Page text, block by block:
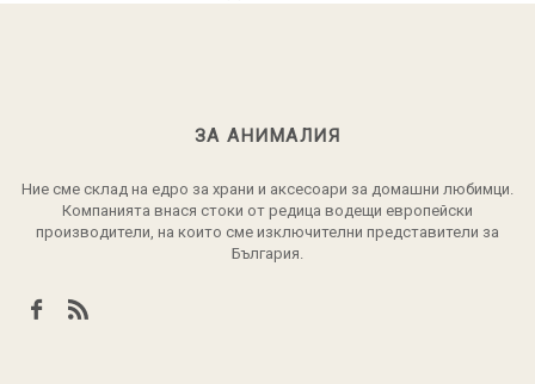
ЗА АНИМАЛИЯ
Ние сме склад на едро за храни и аксесоари за домашни любимци.
Компанията внася стоки от редица водещи европейски
производители, на които сме изключителни представители за
България.